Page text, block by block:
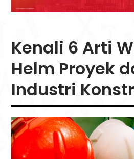
Kenali 6 Arti
Helm Proyek
Industri